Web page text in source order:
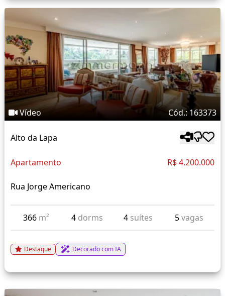
Vídeo Cód.: 163373
Alto da Lapa
Apartamento R$ 4.200.000
Rua Jorge Americano
366 m² 4 dorms 4 suítes 5vagas
Destaque Decorado com IA